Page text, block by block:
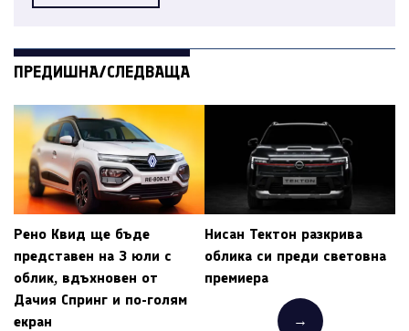
ПРЕДИШНА/СЛЕДВАЩА
Рено Квид ще бъде
представен на 3 юли с
облик, вдъхновен от
Дачия Спринг и по-голям
екран
Нисан Тектон разкрива
облика си преди световна
премиера
→